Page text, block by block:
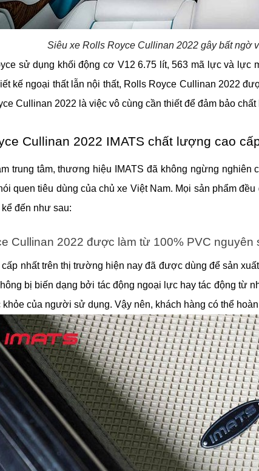
Siêu xe Rolls Royce Cullinan 2022 gây bất ngờ
sử dụng khối động cơ V12 6.75 lít, 563 mã lực và
kế ngoại thất lẫn nội thất, Rolls Royce Cullinan 2022
Cullinan 2022 là việc vô cùng cần thiết để đảm bảo
Cullinan 2022 IMATS chất lượng cao
trung tâm, thương hiệu IMATS đã không ngừng
quen tiêu dùng của chủ xe Việt Nam. Mọi sản phẩm
đến như sau:
Cullinan 2022 được làm từ 100% PVC nguyên
nhất trên thị trường hiện nay đã được dùng để sản
bị biến dạng bởi tác động ngoại lực hay tác động từ
của người sử dụng. Vậy nên, khách hàng có thể